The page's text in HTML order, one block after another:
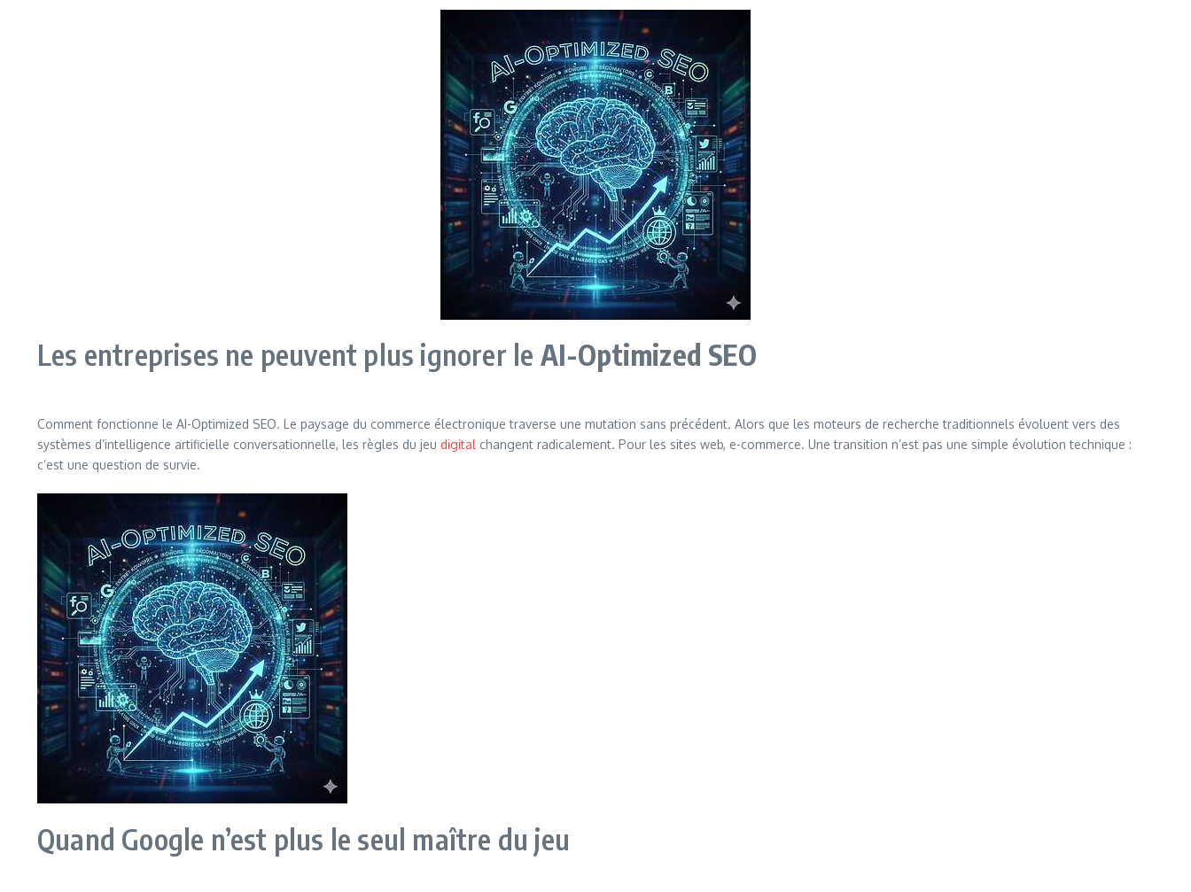
Les entreprises ne peuvent plus ignorer le AI-Optimized SEO
Comment fonctionne le AI-Optimized SEO. Le paysage du commerce électronique traverse une mutation sans précédent. Alors que les moteurs de recherche traditionnels évoluent vers des
systèmes d’intelligence artificielle conversationnelle, les règles du jeu digital changent radicalement. Pour les sites web, e-commerce. Une transition n’est pas une simple évolution technique :
c’est une question de survie.
Quand Google n’est plus le seul maître du jeu